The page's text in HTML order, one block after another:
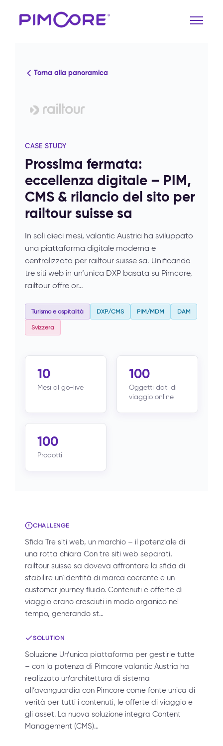
Torna alla panoramica
CASE STUDY
Prossima fermata:
eccellenza digitale – PIM,
CMS & rilancio del sito per
railtour suisse sa
In soli dieci mesi, valantic Austria ha sviluppato
una piattaforma digitale moderna e
centralizzata per railtour suisse sa. Unificando
tre siti web in un’unica DXP basata su Pimcore,
railtour offre or…
Turismo e ospitalità DXP/CMS PIM/MDM DAM
Svizzera
10
Mesi al go-live
100
Oggetti dati di
viaggio online
100
Prodotti
CHALLENGE
Sfida Tre siti web, un marchio – il potenziale di
una rotta chiara Con tre siti web separati,
railtour suisse sa doveva affrontare la sfida di
stabilire un’identità di marca coerente e un
customer journey fluido. Contenuti e offerte di
viaggio erano cresciuti in modo organico nel
tempo, generando st…
SOLUTION
Soluzione Un’unica piattaforma per gestirle tutte
– con la potenza di Pimcore valantic Austria ha
realizzato un’architettura di sistema
all’avanguardia con Pimcore come fonte unica di
verità per tutti i contenuti, le offerte di viaggio e
gli asset. La nuova soluzione integra Content
Management (CMS)…